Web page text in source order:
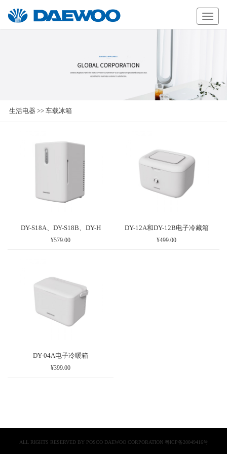
生活电器 >> 车载冰箱
DY-S18A、DY-S18B、DY-H
¥579.00
DY-12A和DY-12B电子冷藏箱
¥499.00
DY-04A电子冷暖箱
¥399.00
ALL RIGHTS RESERVED BY POSCO DAEWOO CORPORATION 粤ICP备20049416号